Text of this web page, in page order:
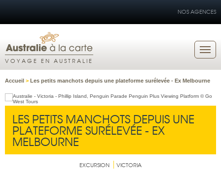
NOS AGENCES
VOYAGE EN AUSTRALIE
Accueil > Les petits manchots depuis une plateforme surélevée - Ex Melbourne
LES PETITS MANCHOTS DEPUIS UNE
PLATEFORME SURÉLEVÉE - EX
MELBOURNE
EXCURSION VICTORIA